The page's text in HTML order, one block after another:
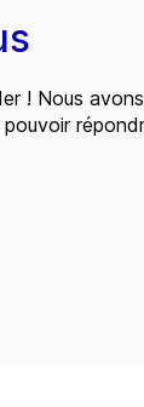
! Nous
pouvoir